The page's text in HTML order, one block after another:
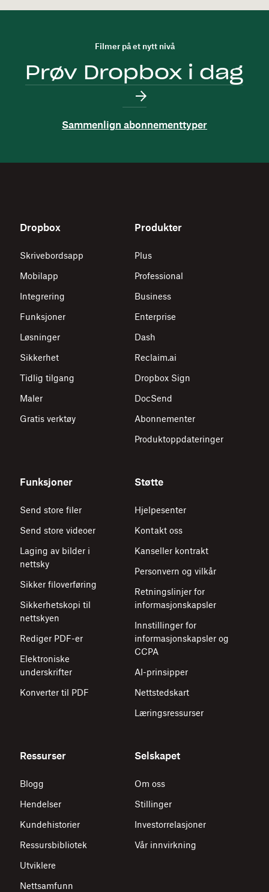
Filmer på et nytt nivå
Prøv Dropbox i dag
Sammenlign abonnementtyper
Dropbox
Skrivebordsapp
Mobilapp
Integrering
Funksjoner
Løsninger
Sikkerhet
Tidlig tilgang
Maler
Gratis verktøy
Produkter
Plus
Professional
Business
Enterprise
Dash
Reclaim.ai
Dropbox Sign
DocSend
Abonnementer
Produktoppdateringer
Funksjoner
Send store filer
Send store videoer
Laging av bilder i
nettsky
Sikker filoverføring
Sikkerhetskopi til
nettskyen
Rediger PDF-er
Elektroniske
underskrifter
Konverter til PDF
Støtte
Hjelpesenter
Kontakt oss
Kanseller kontrakt
Personvern og vilkår
Retningslinjer for
informasjonskapsler
Innstillinger for
informasjonskapsler og
CCPA
AI-prinsipper
Nettstedskart
Læringsressurser
Ressurser
Blogg
Hendelser
Kundehistorier
Ressursbibliotek
Utviklere
Nettsamfunn
Selskapet
Om oss
Stillinger
Investorrelasjoner
Vår innvirkning